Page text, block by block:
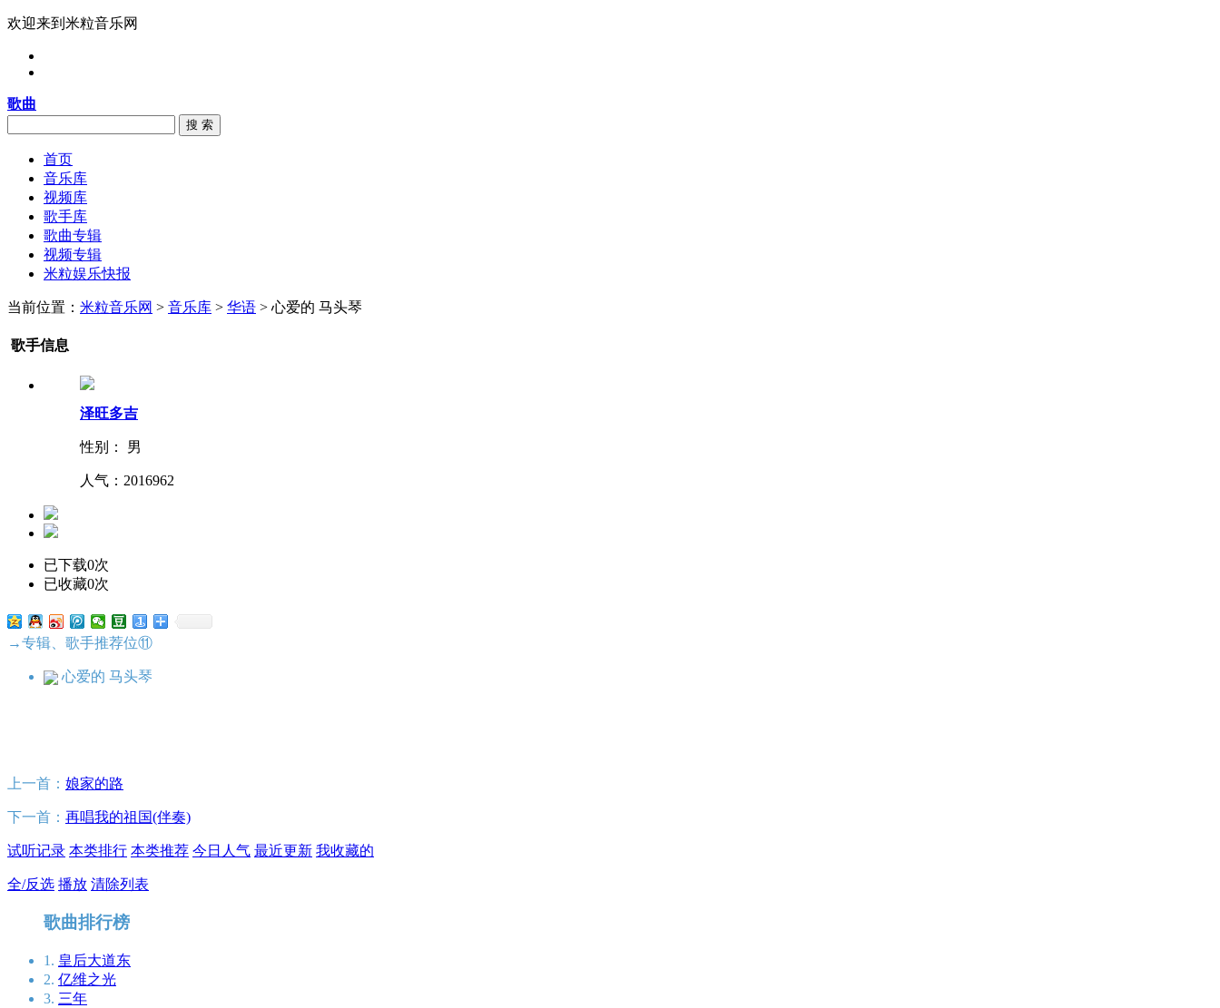
欢迎来到米粒音乐网
歌曲
搜 索
首页
音乐库
视频库
歌手库
歌曲专辑
视频专辑
米粒娱乐快报
当前位置： 米粒音乐网 > 音乐库 > 华语 > 心爱的 马头琴
歌手信息
泽旺多吉
性别： 男
人气： 2016962
已下载0次
已收藏0次
→专辑、歌手推荐位⑪
心爱的 马头琴
上一首： 娘家的路
下一首： 再唱我的祖国(伴奏)
试听记录 本类排行 本类推荐 今日人气 最近更新 我收藏的
全/反选 播放 清除列表
歌曲排行榜
1. 皇后大道东
2. 亿维之光
3. 三年